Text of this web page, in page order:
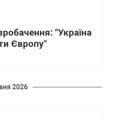
"Україна
Європу"
2026